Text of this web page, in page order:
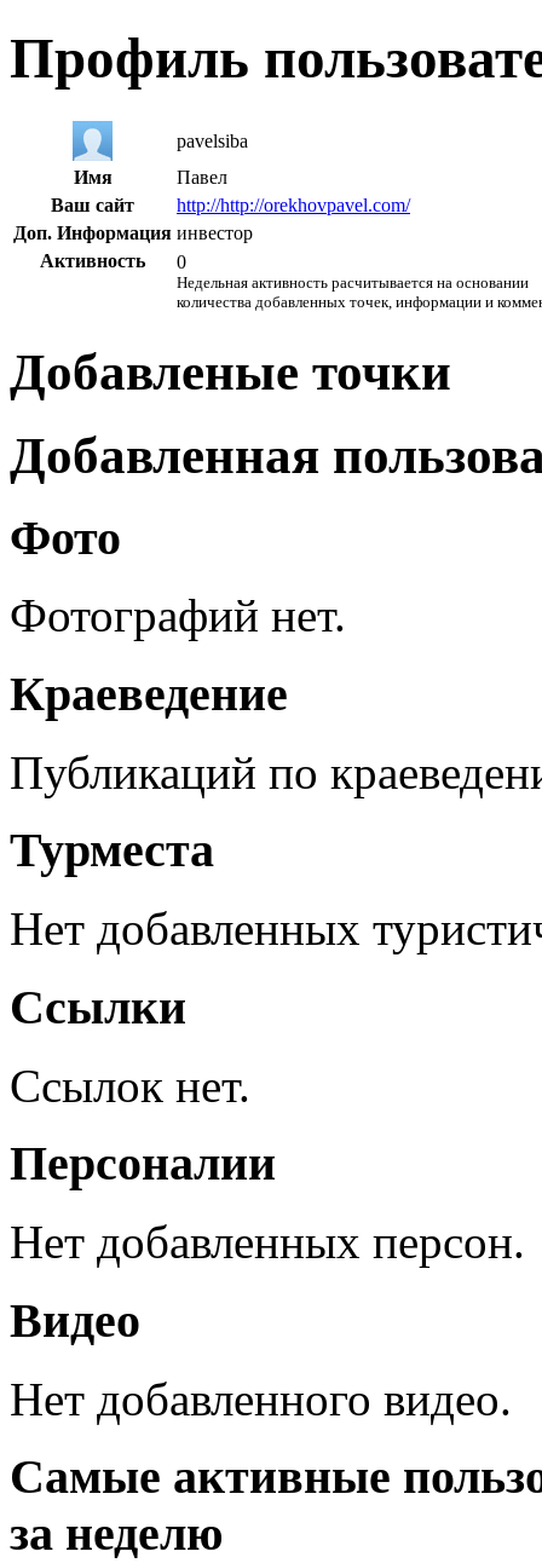
Профиль
pavelsiba
Имя
Павел
Ваш сайт
http://http://orekhovpavel.com/
Доп. Информация инвестор
Активность
0
Недельная активность расчитывается на основании
количества добавленных точек, информации и
Добавленые точки
Добавленная
Фото
Фотографий нет.
Краеведение
Публикаций по
Турместа
Нет добавленных
Ссылки
Ссылок нет.
Персоналии
Нет добавленных персон.
Видео
Нет добавленного видео.
Самые активные
за неделю